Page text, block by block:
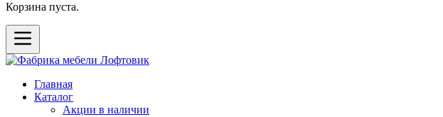
Корзина пуста.
Главная
Каталог
Акции в наличии